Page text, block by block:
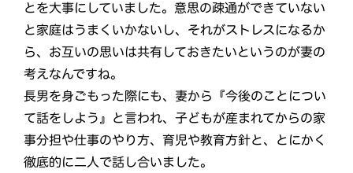
とを大事にしていました。意思の疎通ができていない
と家庭はうまくいかないし、それがストレスになるか
ら、お互いの思いは共有しておきたいというのが妻の
考えなんですね。
長男を身ごもった際にも、妻から『今後のことについ
て話をしよう』と言われ、子どもが産まれてからの家
事分担や仕事のやり方、育児や教育方針と、とにかく
徹底的に二人で話し合いました。